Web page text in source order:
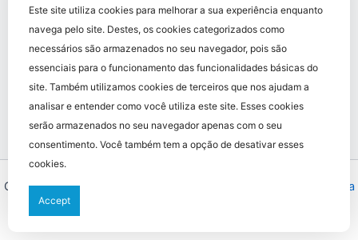
Copyright © 2026 Planalto Engenharia | Powered by
Tema Astra
Este site utiliza cookies para melhorar a sua experiência enquanto
navega pelo site. Destes, os cookies categorizados como
necessários são armazenados no seu navegador, pois são
essenciais para o funcionamento das funcionalidades básicas do
site. Também utilizamos cookies de terceiros que nos ajudam a
analisar e entender como você utiliza este site. Esses cookies
serão armazenados no seu navegador apenas com o seu
consentimento. Você também tem a opção de desativar esses
cookies.
Accept